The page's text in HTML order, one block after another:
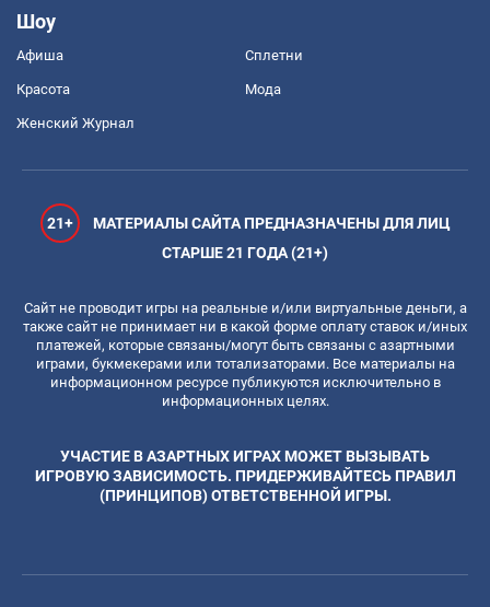
Шоу
Афиша Сплетни
Красота Мода
Женский Журнал
21+
МАТЕРИАЛЫ САЙТА ПРЕДНАЗНАЧЕНЫ ДЛЯ ЛИЦ
СТАРШЕ 21 ГОДА (21+)
Сайт не проводит игры на реальные и/или виртуальные деньги, а
также сайт не принимает ни в какой форме оплату ставок и/иных
платежей, которые связаны/могут быть связаны с азартными
играми, букмекерами или тотализаторами. Все материалы на
информационном ресурсе публикуются исключительно в
информационных целях.
УЧАСТИЕ В АЗАРТНЫХ ИГРАХ МОЖЕТ ВЫЗЫВАТЬ
ИГРОВУЮ ЗАВИСИМОСТЬ. ПРИДЕРЖИВАЙТЕСЬ ПРАВИЛ
(ПРИНЦИПОВ) ОТВЕТСТВЕННОЙ ИГРЫ.